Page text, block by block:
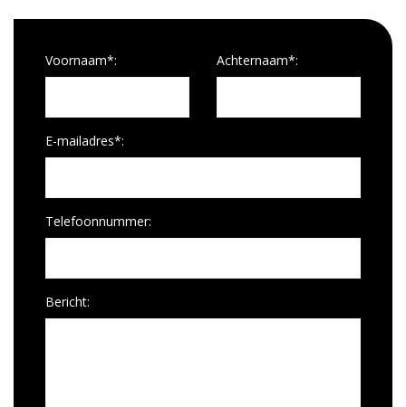
Voornaam*: Achternaam*:
E-mailadres*:
Telefoonnummer:
Bericht: